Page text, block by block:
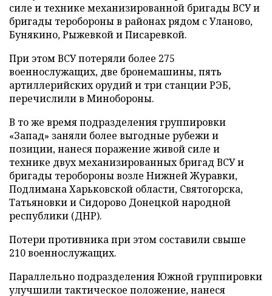
силе и технике механизированной бригады ВСУ и
бригады теробороны в районах рядом с Уланово,
Бунякино, Рыжевкой и Писаревкой.
При этом ВСУ потеряли более 275
военнослужащих, две бронемашины, пять
артиллерийских орудий и три станции РЭБ,
перечислили в Минобороны.
В то же время подразделения группировки
«Запад» заняли более выгодные рубежи и
позиции, нанеся поражение живой силе и
технике двух механизированных бригад ВСУ и
бригады теробороны возле Нижней Журавки,
Подлимана Харьковской области, Святогорска,
Татьяновки и Сидорово Донецкой народной
республики (ДНР).
Потери противника при этом составили свыше
210 военнослужащих.
Параллельно подразделения Южной группировки
улучшили тактическое положение, нанеся